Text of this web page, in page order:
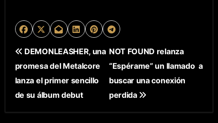
N
A
V
E
DEMONLEASHER, una
promesa del Metalcore
lanza el primer sencillo
de su álbum debut
NOT FOUND relanza
“Espérame” un llamado a
buscar una conexión
perdida